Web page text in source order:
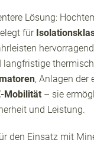
Lösung:
für
, Anlagen der
Mobilität – sie
und Leistung.
den Einsatz mit